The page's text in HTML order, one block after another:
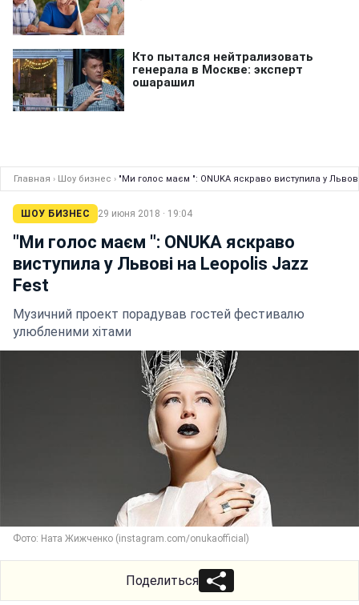
Главная › Шоу бизнес › "Ми голос маєм ": ONUKA яскраво виступила у
ШОУ БИЗНЕС 29 июня 2018 · 19:04
"Ми голос маєм ": ONUKA яскраво
виступила у Львові на Leopolis Jazz
Fest
Музичний проект порадував гостей фестивалю
улюбленими хітами
Фото: Ната Жижченко (instagram.com/onukaofficial)
Поделиться